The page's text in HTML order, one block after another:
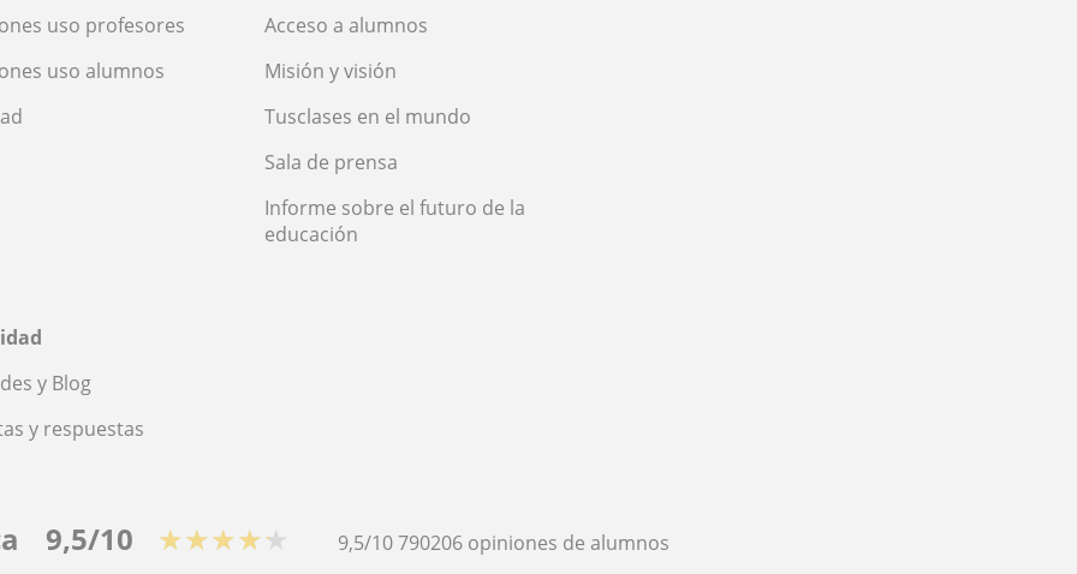
uso profesores
uso alumnos
Acceso a alumnos
Misión y visión
Tusclases en el mundo
Sala de prensa
Informe sobre el futuro de la
educación
y Blog
y respuestas
9,5/10 ★★★★★ 9,5/10790206 opiniones de alumnos